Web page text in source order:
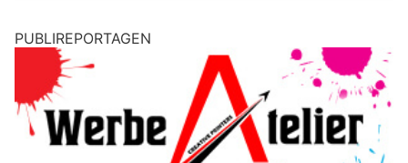
PUBLIREPORTAGEN